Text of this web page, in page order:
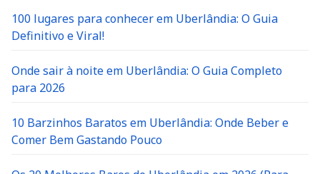
100 lugares para conhecer em Uberlândia: O Guia
Definitivo e Viral!
Onde sair à noite em Uberlândia: O Guia Completo
para 2026
10 Barzinhos Baratos em Uberlândia: Onde Beber e
Comer Bem Gastando Pouco
Os 20 Melhores Bares de Uberlândia em 2026 (Para